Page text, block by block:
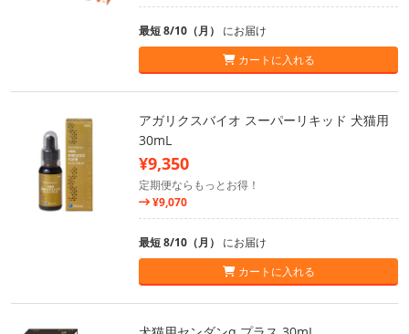
最短 8/10（月） にお届け
カートに入れる
アガリクスバイオ スーパーリキッド 犬猫用
30mL
¥9,350
定期便ならもっとお得！
¥9,070
最短 8/10（月） にお届け
カートに入れる